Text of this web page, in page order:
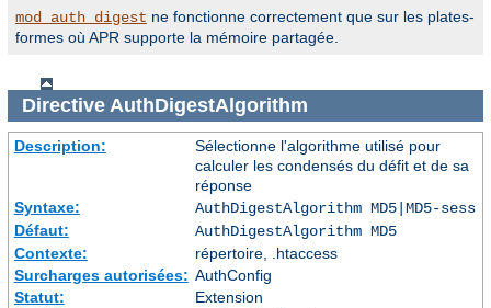
mod_auth_digest ne fonctionne correctement que sur les plates-
formes où APR supporte la mémoire partagée.
Directive AuthDigestAlgorithm
Description:
Sélectionne l'algorithme utilisé pour
calculer les condensés du défit et de sa
réponse
Syntaxe:
AuthDigestAlgorithm MD5|MD5-sess
Défaut:
AuthDigestAlgorithm MD5
Contexte:
répertoire, .htaccess
Surcharges autorisées: AuthConfig
Statut:
Extension